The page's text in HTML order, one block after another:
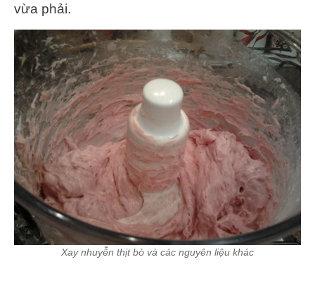
vừa phải.
Xay nhuyễn thịt bò và các nguyên liệu khác